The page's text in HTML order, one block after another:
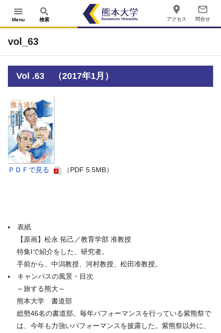
menu
Menu
search
検索
place
アクセス
mail_outline
問合せ
vol_63
Vol .63 （2017年1月）
ＰＤＦで見る （PDF 5.5MB）
表紙
【原画】松永 拓己／教育学部 准教授
特集Iで紹介をした、研究者。
手前から、中潟教授、河村教授、松田准教授。
キャンパスの風景・目次
～旅する熊大～
熊本大学 書道部
総勢46名の書道部。毎年パフォーマンスを行っている紫熊祭で
は、今年も力強いパフォーマンスを披露した。紫熊祭以外に、